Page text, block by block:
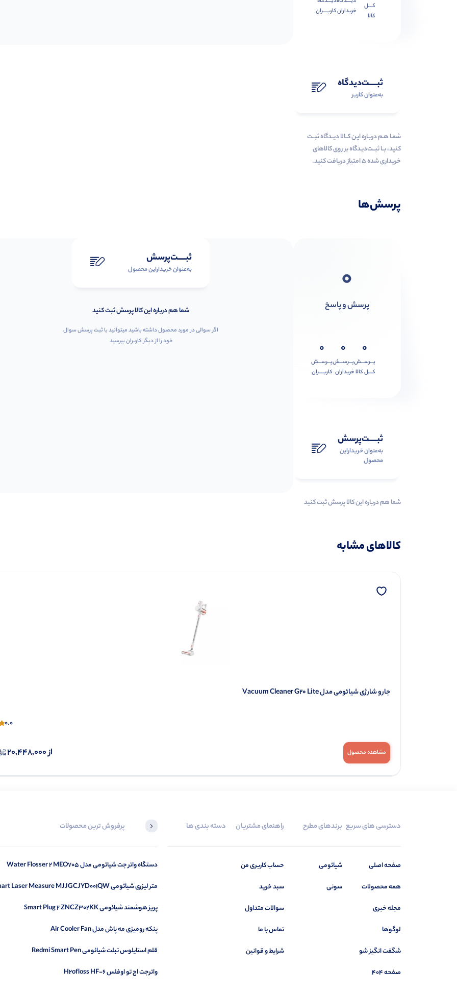
کــــل
کالا
خریدارانکاربـــــران
ثبـــــت‌دیدگاه
به‌عنوان کاربر
شمـا هـم دربـاره ایـن کــالا دیــدگاه ثبــت
کنید، بــا ثبــت‌دیـدگاه بر روی کالاهای
خریداری شده ۵ امتیاز دریافت کنید.
پرسش‌ها
0
پرسش و پاسخ
0
پـــرســـش
کــــل کالا
0
پـــرســـش
خریداران
0
پـــرســـش
کاربـــــران
ثبـــــت‌پرسش
به‌عنوان ‌خریدار‌این‌
محصول
شما هم درباره این کالا پرسش ثبت کنید
ثبـــــت‌پرسش
به‌عنوان ‌خریدار‌این‌ محصول
شما هم درباره این کالا پرسش ثبت کنید
اگر سوالی در مورد محصول داشته باشید میتوانید با ثبت پرسش سوال
خود را از دیگر کاربران بپرسید
کالاهای مشابه
جارو شارژی شیائومی مدل Vacuum Cleaner G20 Lite
0.0
مشاهده محصول از20,448,000
دسترسی های سریع
صفحه اصلی
همه محصولات
مجله خبری
لوگوها
شگفت انگیز شو
صفحه 404
برندهای مطرح
شیائومی
سونی
راهنمای مشتریان
حساب کاربری من
سبد خرید
سوالات متداول
تماس با ما
شرایط و قوانین
دسته بندی ها پرفروش ترین محصولات
دستگاه واتر جت شیائومی مدل Water Flosser 2 MEO705
متر لیزری شیائومی Smart Laser Measure MJJGCJYD001QW
پریز هوشمند شیائومی Smart Plug 2 ZNCZ302KK
پنکه رومیزی مه پاش مدل Air Cooler Fan
قلم استایلوس تبلت شیائومی Redmi Smart Pen
واترجت اچ تو اوفلس H2ofloss HF-6